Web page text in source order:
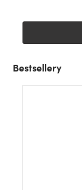
Bestsellery